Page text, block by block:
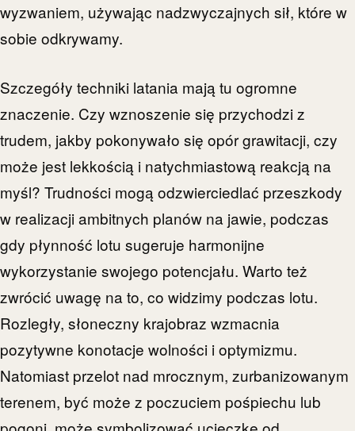
wyzwaniem, używając nadzwyczajnych sił, które w
sobie odkrywamy.
Szczegóły techniki latania mają tu ogromne
znaczenie. Czy wznoszenie się przychodzi z
trudem, jakby pokonywało się opór grawitacji, czy
może jest lekkością i natychmiastową reakcją na
myśl? Trudności mogą odzwierciedlać przeszkody
w realizacji ambitnych planów na jawie, podczas
gdy płynność lotu sugeruje harmonijne
wykorzystanie swojego potencjału. Warto też
zwrócić uwagę na to, co widzimy podczas lotu.
Rozległy, słoneczny krajobraz wzmacnia
pozytywne konotacje wolności i optymizmu.
Natomiast przelot nad mrocznym, zurbanizowanym
terenem, być może z poczuciem pośpiechu lub